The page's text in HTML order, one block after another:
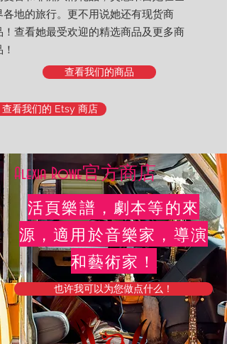
各地的旅行。更不用说她还有现货商
查看她最受欢迎的精选商品及更多商
查看我们的商品
查看我们的 Etsy 商店
Alexia Rowe官方商店
活頁樂譜，劇本等的來
源，適用於音樂家，導演
和藝術家！
也许我可以为您做点什么！